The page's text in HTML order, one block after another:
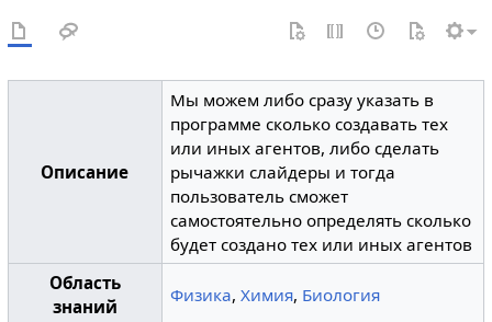
Описание
Мы можем либо сразу указать в
программе сколько создавать тех
или иных агентов, либо сделать
рычажки слайдеры и тогда
пользователь сможет
самостоятельно определять сколько
будет создано тех или иных агентов
Область
знаний
Физика,Химия, Биология